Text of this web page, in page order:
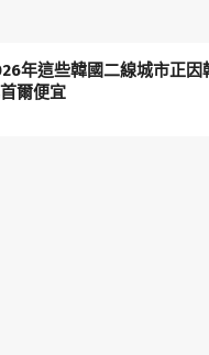
年這些韓國二線城市正
爾便宜